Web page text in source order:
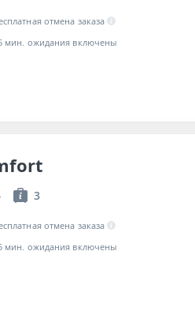
отмена заказа
мин. ожидания включены
3
отмена заказа
мин. ожидания включены